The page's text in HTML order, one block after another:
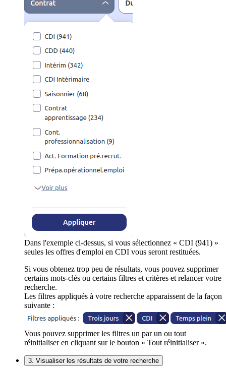
Dans l'exemple ci-dessus, si vous sélectionnez « CDI (941) »
seules les offres d'emploi en CDI vous seront restituées.
Si vous obtenez trop peu de résultats, vous pouvez supprimer
certains mots-clés ou certains filtres et critères et relancer votre
recherche.
Les filtres appliqués à votre recherche apparaissent de la façon
suivante :
Vous pouvez supprimer les filtres un par un ou tout
réinitialiser en cliquant sur le bouton « Tout réinitialiser ».
3. Visualiser les résultats de votre recherche